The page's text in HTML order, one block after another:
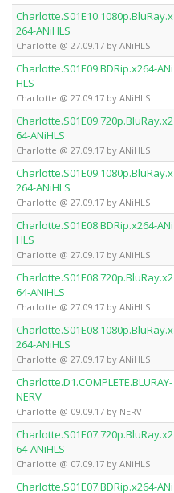
Charlotte.S01E10.1080p.BluRay.x
264-ANiHLS
Charlotte @ 27.09.17 by ANiHLS
Charlotte.S01E09.BDRip.x264-ANi
HLS
Charlotte @ 27.09.17 by ANiHLS
Charlotte.S01E09.720p.BluRay.x2
64-ANiHLS
Charlotte @ 27.09.17 by ANiHLS
Charlotte.S01E09.1080p.BluRay.x
264-ANiHLS
Charlotte @ 27.09.17 by ANiHLS
Charlotte.S01E08.BDRip.x264-ANi
HLS
Charlotte @ 27.09.17 by ANiHLS
Charlotte.S01E08.720p.BluRay.x2
64-ANiHLS
Charlotte @ 27.09.17 by ANiHLS
Charlotte.S01E08.1080p.BluRay.x
264-ANiHLS
Charlotte @ 27.09.17 by ANiHLS
Charlotte.D1.COMPLETE.BLURAY-
NERV
Charlotte @ 09.09.17 by NERV
Charlotte.S01E07.720p.BluRay.x2
64-ANiHLS
Charlotte @ 07.09.17 by ANiHLS
Charlotte.S01E07.BDRip.x264-ANi